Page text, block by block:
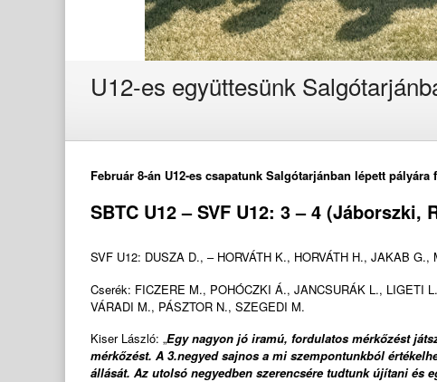
U12-es együttesünk
Február 8-án U12-es csapatunk Salgótarjánban lépett
SBTC U12 – SVF U12: 3 – 4 (Jáborszki,
SVF U12: DUSZA D., – HORVÁTH K., HORVÁTH H., JAKAB
Cserék: FICZERE M., POHÓCZKI Á., JANCSURÁK L., LIGETI
VÁRADI M., PÁSZTOR N., SZEGEDI M.
Kiser László: „Egy nagyon jó iramú, fordulatos mérkőzést
mérkőzést. A 3.negyed sajnos a mi szempontunkból
állását. Az utolsó negyedben szerencsére tudtunk újítani és